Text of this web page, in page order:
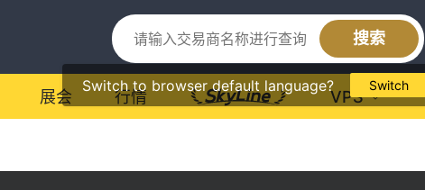
搜索
Switch to browser default language? Switch
展会 行情 VPS